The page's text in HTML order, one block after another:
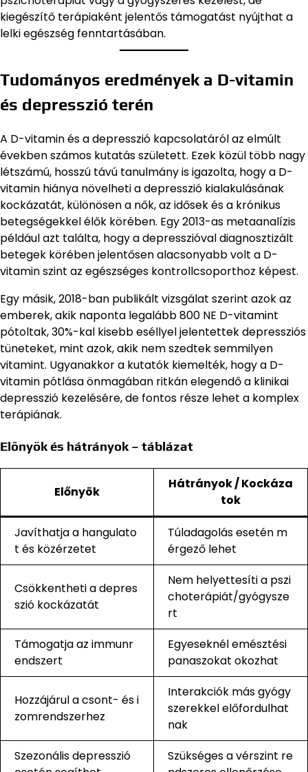
kiegészítő terápiaként jelentős támogatást nyújthat a
lelki egészség fenntartásában.
Tudományos eredmények a D-vitamin
és depresszió terén
A D-vitamin és a depresszió kapcsolatáról az elmúlt
években számos kutatás született. Ezek közül több nagy
létszámú, hosszú távú tanulmány is igazolta, hogy a D-
vitamin hiánya növelheti a depresszió kialakulásának
kockázatát, különösen a nők, az idősek és a krónikus
betegségekkel élők körében. Egy 2013-as metaanalízis
például azt találta, hogy a depresszióval diagnosztizált
betegek körében jelentősen alacsonyabb volt a D-
vitamin szint az egészséges kontrollcsoporthoz képest.
Egy másik, 2018-ban publikált vizsgálat szerint azok az
emberek, akik naponta legalább 800 NE D-vitamint
pótoltak, 30%-kal kisebb eséllyel jelentettek depressziós
tüneteket, mint azok, akik nem szedtek semmilyen
vitamint. Ugyanakkor a kutatók kiemelték, hogy a D-
vitamin pótlása önmagában ritkán elegendő a klinikai
depresszió kezelésére, de fontos része lehet a komplex
terápiának.
Előnyök és hátrányok – táblázat
Előnyök
Hátrányok / Kockáza
tok
Javíthatja a hangulato
t és közérzetet
Túladagolás esetén m
érgező lehet
Csökkentheti a depres
szió kockázatát
Nem helyettesíti a pszi
choterápiát/gyógysze
rt
Támogatja az immunr
endszert
Egyeseknél emésztési
panaszokat okozhat
Hozzájárul a csont- és i
zomrendszerhez
Interakciók más gyógy
szerekkel előfordulhat
nak
Szezonális depresszió
Szükséges a vérszint re